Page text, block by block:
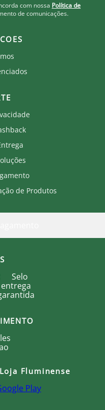
com nossa Política de
de comunicações.
de Produtos
Fluminense